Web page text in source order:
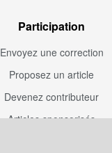
Participation
Envoyez une correction
Proposez un article
Devenez contributeur
Articles sponsorisés